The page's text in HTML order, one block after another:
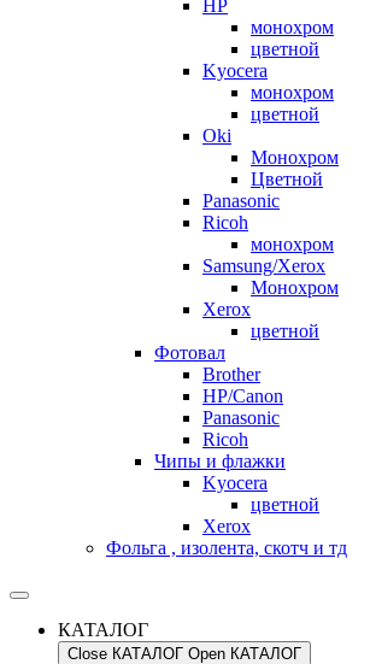
HP
монохром
цветной
Kyocera
монохром
цветной
Oki
Монохром
Цветной
Panasonic
Ricoh
монохром
Samsung/Xerox
Монохром
Xerox
цветной
Фотовал
Brother
HP/Canon
Panasonic
Ricoh
Чипы и флажки
Kyocera
цветной
Xerox
Фольга , изолента, скотч и тд
КАТАЛОГ
Close КАТАЛОГ Open КАТАЛОГ